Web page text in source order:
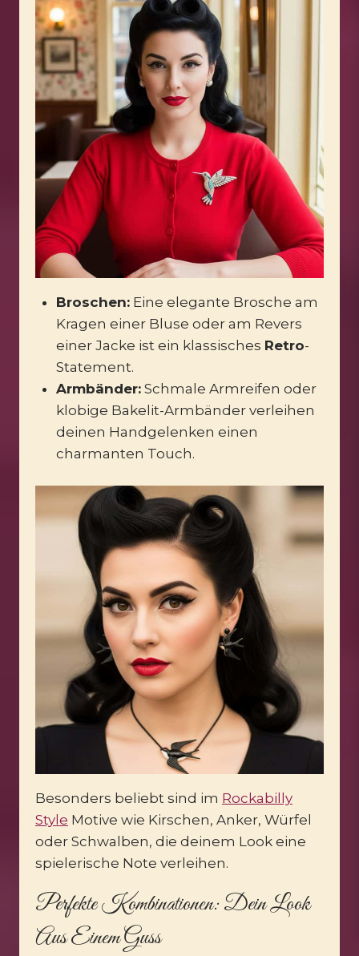
Broschen:Eine elegante Brosche am
Kragen einer Bluse oder am Revers
einer Jacke ist ein klassisches Retro-
Statement.
Armbänder:Schmale Armreifen oder
klobige Bakelit-Armbänder verleihen
deinen Handgelenken einen
charmanten Touch.
Besonders beliebt sind im Rockabilly
Style Motive wie Kirschen, Anker, Würfel
oder Schwalben, die deinem Look eine
spielerische Note verleihen.
Perfekte Kombinationen: Dein Look
Aus Einem Guss